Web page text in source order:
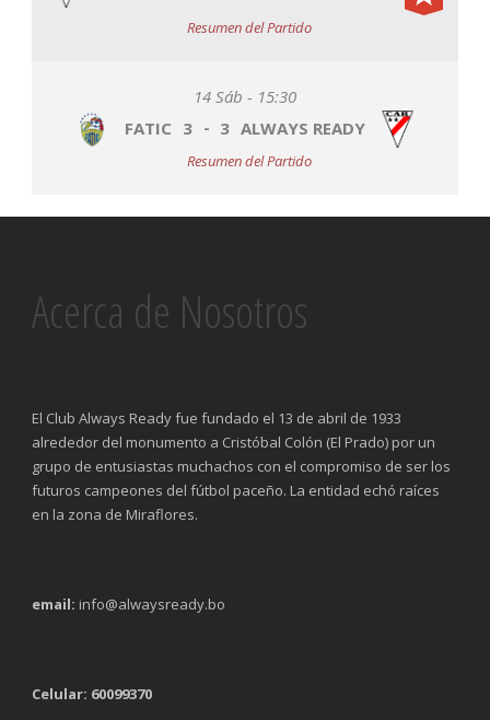
Resumen del Partido
14 Sáb - 15:30
FATIC 3 - 3 ALWAYS READY
Resumen del Partido
Acerca de Nosotros
El Club Always Ready fue fundado el 13 de abril de 1933
alrededor del monumento a Cristóbal Colón (El Prado) por un
grupo de entusiastas muchachos con el compromiso de ser los
futuros campeones del fútbol paceño. La entidad echó raíces
en la zona de Miraflores.
email: info@alwaysready.bo
Celular: 60099370